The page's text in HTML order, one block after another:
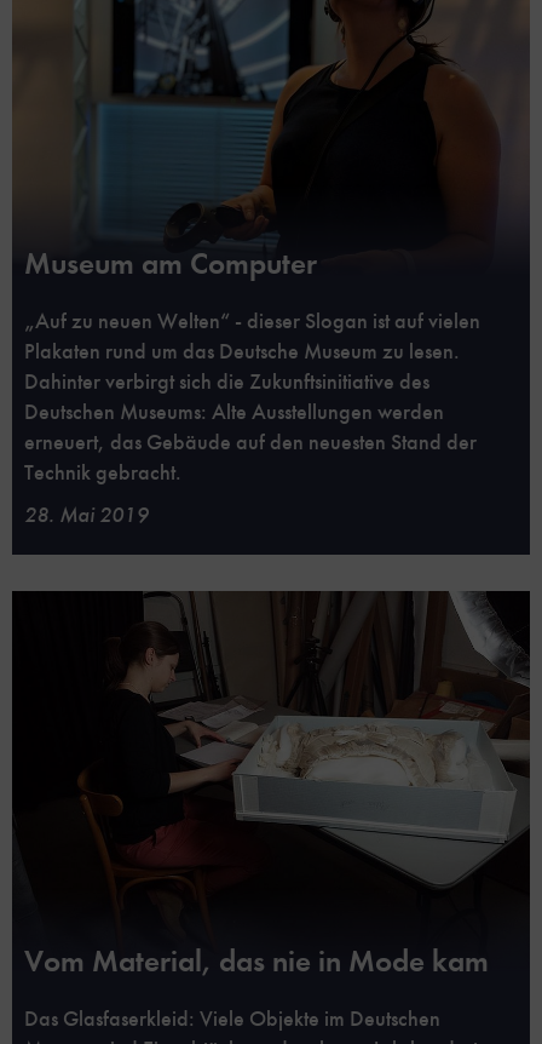
Museum am Computer
„Auf zu neuen Welten“ - dieser Slogan ist auf vielen
Plakaten rund um das Deutsche Museum zu lesen.
Dahinter verbirgt sich die Zukunftsinitiative des
Deutschen Museums: Alte Ausstellungen werden
erneuert, das Gebäude auf den neuesten Stand der
Technik gebracht.
28. Mai 2019
Vom Material, das nie in Mode kam
Das Glasfaserkleid: Viele Objekte im Deutschen